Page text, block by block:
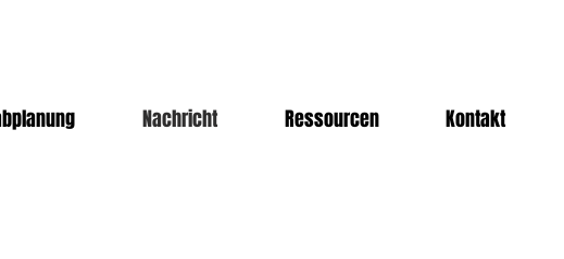
Nachricht Ressourcen Kontakt